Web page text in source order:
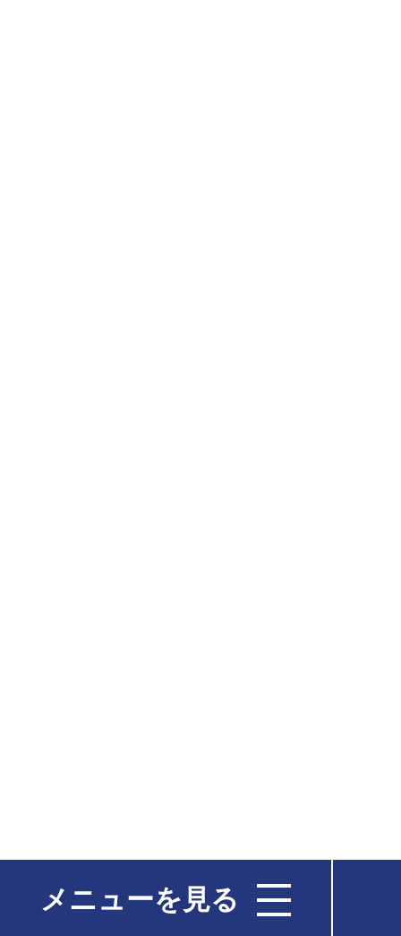
メニューを見る